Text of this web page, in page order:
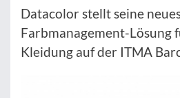
Datacolor stellt seine
Farbmanagement-Lösung
Kleidung auf der ITMA